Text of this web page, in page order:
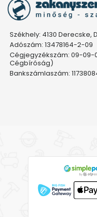
Székhely: 4130 Derecske,
Adószám: 13478164-2-09
Cégjegyzékszám: 09-09-
Cégbíróság)
Bankszámlaszám: